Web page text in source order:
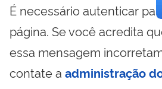
É necessário autenticar
página. Se você acredita
essa mensagem
contate a administração